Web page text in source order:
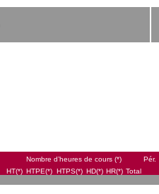
Nombre d’heures de cours (*) Pér.
HT(*) HTPE(*) HTPS(*) HD(*) HR(*) Total